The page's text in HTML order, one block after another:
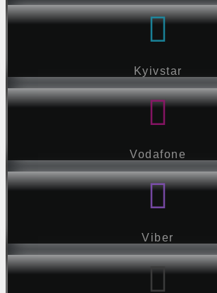
Kyivstar
Vodafone
Viber